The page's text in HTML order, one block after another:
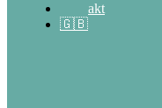
Kontakt
🇬🇧